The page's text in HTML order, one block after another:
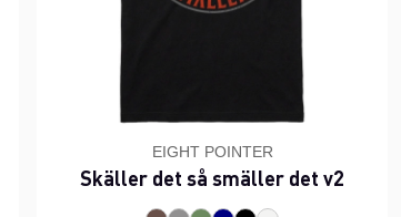
EIGHT POINTER
Skäller det så smäller det v2